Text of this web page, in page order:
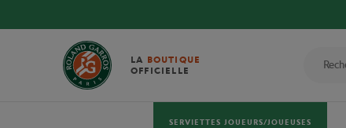
LA BOUTIQUE
OFFICIELLE
SERVIETTES JOUEURS/JOUEUSES